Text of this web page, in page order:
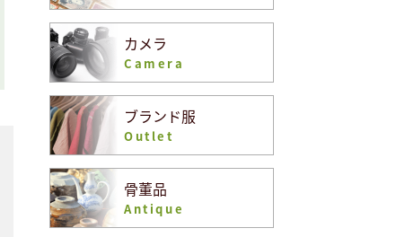
カメラ
Camera
ブランド服
Outlet
骨董品
Antique